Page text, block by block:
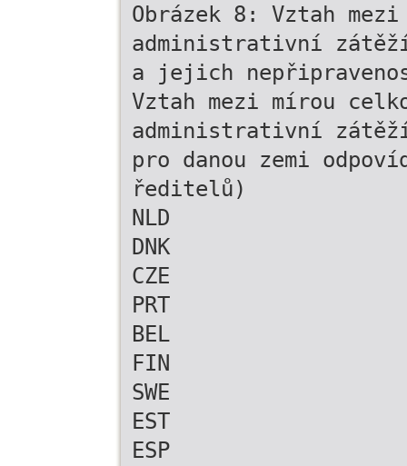
Obrázek 8: Vztah
administrativní
a jejich
Vztah mezi mírou
administrativní
pro danou zemi
ředitelů)
NLD
DNK
CZE
PRT
BEL
FIN
SWE
EST
ESP